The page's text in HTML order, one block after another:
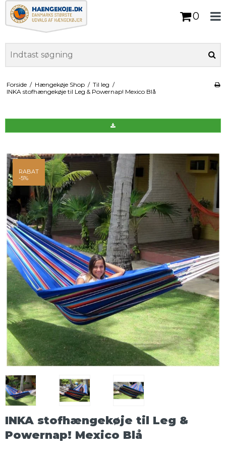
0
Forside / Hængekøje Shop / Til leg /
INKA stofhængekøje til Leg & Powernap! Mexico Blå
RABAT
-5%
INKA stofhængekøje til Leg &
Powernap! Mexico Blå